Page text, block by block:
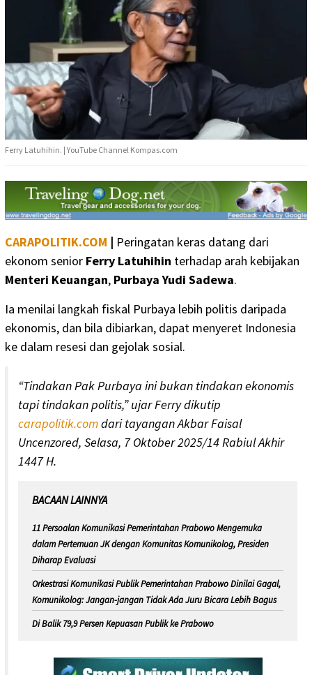
Ferry Latuhihin. | YouTube Channel Kompas.com
CARAPOLITIK.COM | Peringatan keras datang dari
ekonom senior Ferry Latuhihin terhadap arah kebijakan
Menteri Keuangan, Purbaya Yudi Sadewa.
Ia menilai langkah fiskal Purbaya lebih politis daripada
ekonomis, dan bila dibiarkan, dapat menyeret Indonesia
ke dalam resesi dan gejolak sosial.
“Tindakan Pak Purbaya ini bukan tindakan ekonomis
tapi tindakan politis,” ujar Ferry dikutip
carapolitik.comdari tayangan Akbar Faisal
Uncenzored, Selasa, 7 Oktober 2025/14 Rabiul Akhir
1447 H.
BACAAN LAINNYA
11 Persoalan Komunikasi Pemerintahan Prabowo Mengemuka
dalam Pertemuan JK dengan Komunitas Komunikolog, Presiden
Diharap Evaluasi
Orkestrasi Komunikasi Publik Pemerintahan Prabowo Dinilai Gagal,
Komunikolog: Jangan-jangan Tidak Ada Juru Bicara Lebih Bagus
Di Balik 79,9 Persen Kepuasan Publik ke Prabowo